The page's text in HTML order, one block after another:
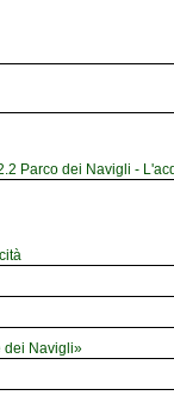
Parco dei Navigli -
dei Navigli»